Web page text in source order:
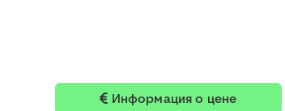
Информация о цене